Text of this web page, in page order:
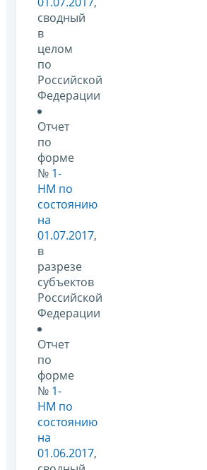
сводный
в
целом
по
Российской
Федерации
Отчет
по
форме
№ 1-
НМ по
состоянию
на
01.07.2017,
в
разрезе
субъектов
Российской
Федерации
Отчет
по
форме
№ 1-
НМ по
состоянию
на
01.06.2017,